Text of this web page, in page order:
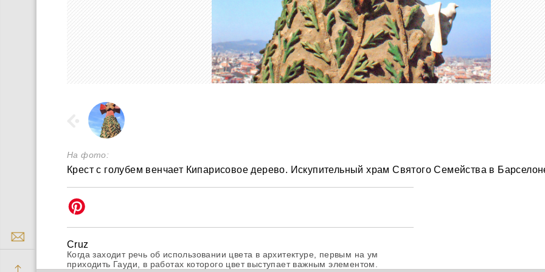
На фото:
Крест с голубем венчает Кипарисовое дерево. Искупительный храм Святого Семейства в
Cruz
Когда заходит речь об использовании цвета в архитектуре, первым на ум
приходить Гауди, в работах которого цвет выступает важным элементом.